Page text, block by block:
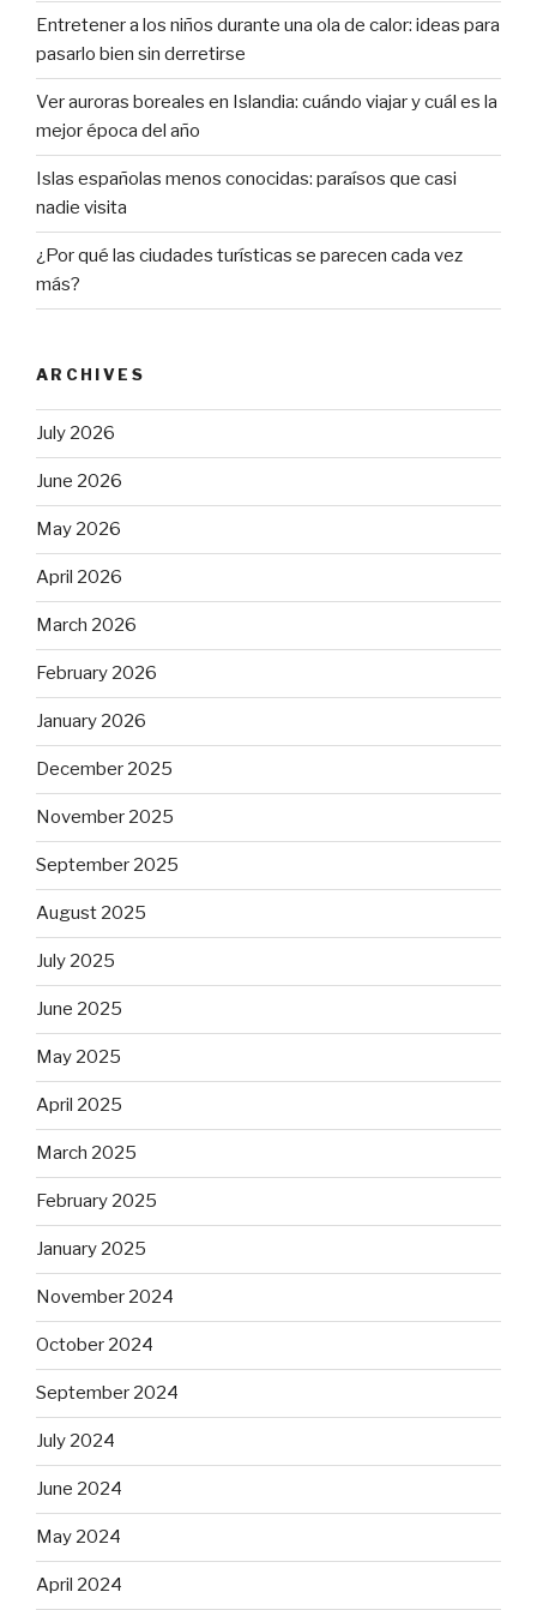
Entretener a los niños durante una ola de calor: ideas para
pasarlo bien sin derretirse
Ver auroras boreales en Islandia: cuándo viajar y cuál es la
mejor época del año
Islas españolas menos conocidas: paraísos que casi
nadie visita
¿Por qué las ciudades turísticas se parecen cada vez
más?
ARCHIVES
July 2026
June 2026
May 2026
April 2026
March 2026
February 2026
January 2026
December 2025
November 2025
September 2025
August 2025
July 2025
June 2025
May 2025
April 2025
March 2025
February 2025
January 2025
November 2024
October 2024
September 2024
July 2024
June 2024
May 2024
April 2024